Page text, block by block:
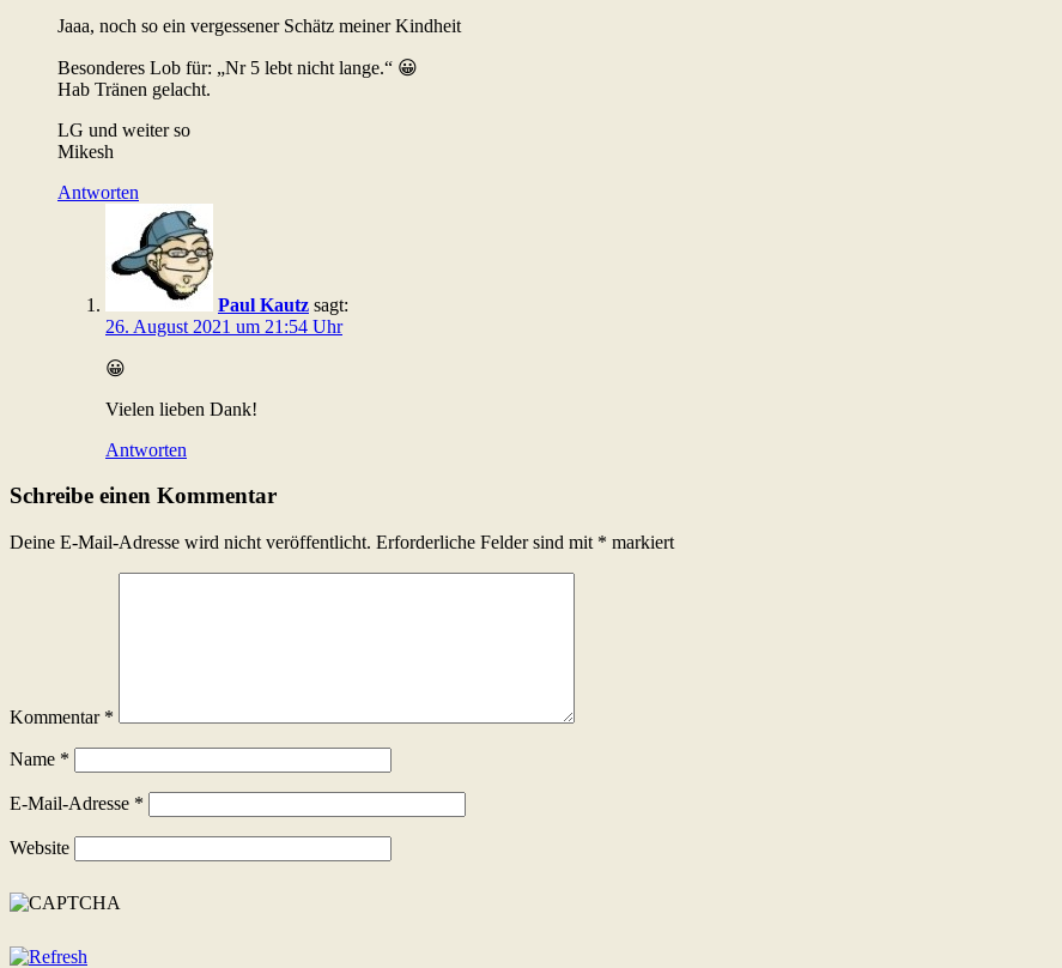
Jaaa, noch so ein vergessener Schätz meiner Kindheit
Besonderes Lob für: „Nr 5 lebt nicht lange.“ 😀
Hab Tränen gelacht.
LG und weiter so
Mikesh
Antworten
Paul Kautz sagt:
26. August 2021 um 21:54 Uhr
😀
Vielen lieben Dank!
Antworten
Schreibe einen Kommentar
Deine E-Mail-Adresse wird nicht veröffentlicht. Erforderliche Felder sind mit * markiert
Kommentar *
Name *
E-Mail-Adresse *
Website